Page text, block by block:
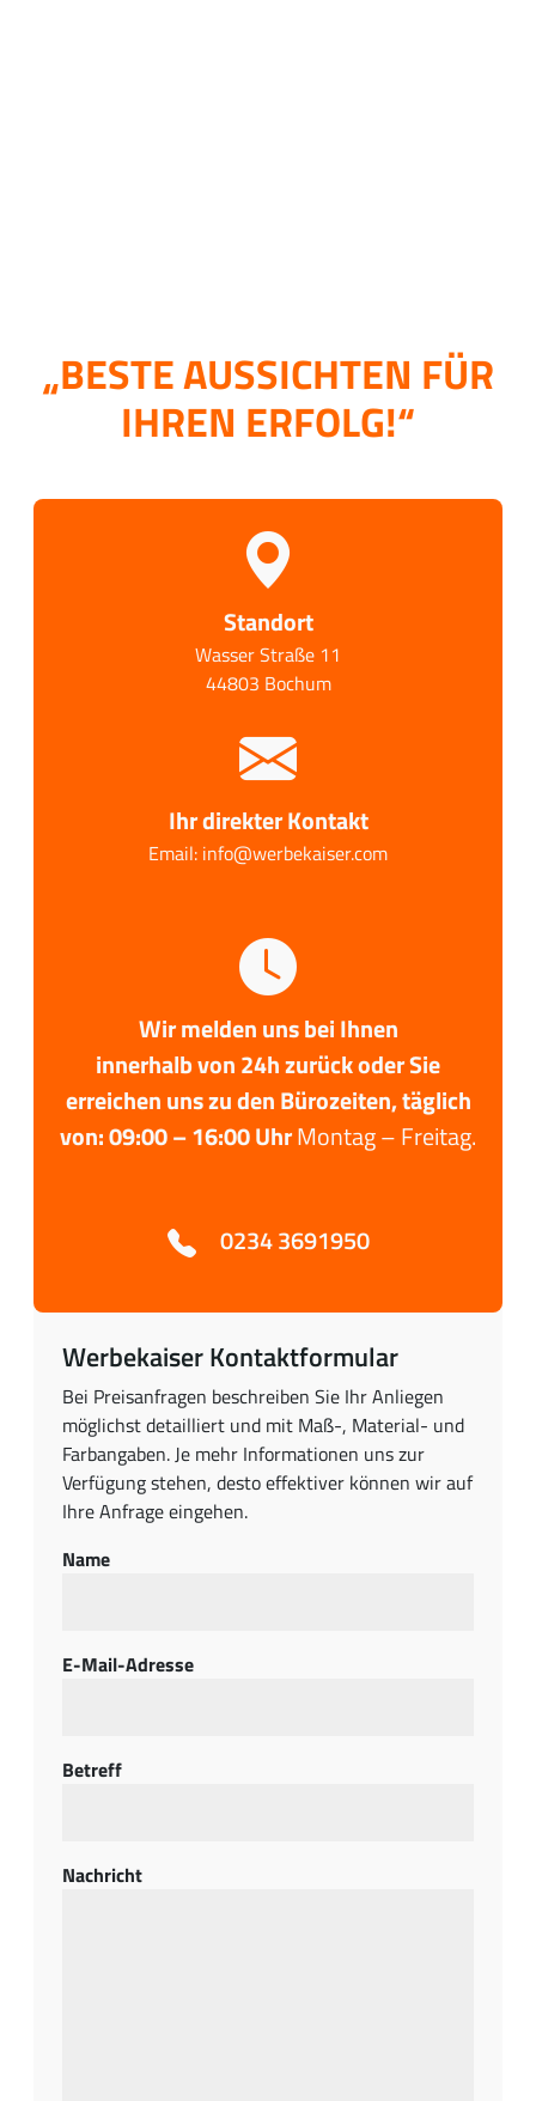
„BESTE AUSSICHTEN FÜR
IHREN ERFOLG!“
Standort
Wasser Straße 11
44803 Bochum
Ihr direkter Kontakt
Email: info@werbekaiser.com
Wir melden uns bei Ihnen
innerhalb von 24h zurück oder Sie
erreichen uns zu den Bürozeiten, täglich
von:09:00 – 16:00 UhrMontag – Freitag.
0234 3691950
Werbekaiser Kontaktformular
Bei Preisanfragen beschreiben Sie Ihr Anliegen
möglichst detailliert und mit Maß-, Material- und
Farbangaben. Je mehr Informationen uns zur
Verfügung stehen, desto effektiver können wir auf
Ihre Anfrage eingehen.
Name
E-Mail-Adresse
Betreff
Nachricht